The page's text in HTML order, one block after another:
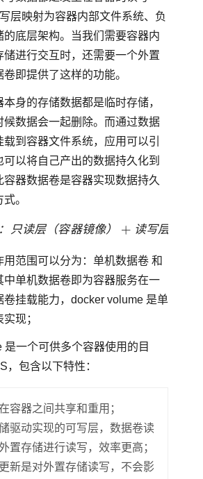
层映射为容器内部文件系统、负
的底层架构。当我们需要容器内
储进行交互时，还需要一个外置
即提供了这样的功能。
身的存储数据都是临时存储，
候数据会一起删除。而通过数据
到容器文件系统，应用可以引
可以将自己产出的数据持久化到
器数据卷是容器实现数据持久
。
只读层（容器镜像） 读写层
用范围可以分为：单机数据卷 和
中单机数据卷即为容器服务在一
卷挂载能力，docker volume 是单
现；
是一个可供多个容器使用的目
，包含以下特性：
容器之间共享和重用；
驱动实现的可写层，数据卷读
置存储进行读写，效率更高；
新是对外置存储读写，不会影